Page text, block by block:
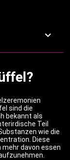
sind die
bekannt als
Teil
wie die
Diese
davon essen